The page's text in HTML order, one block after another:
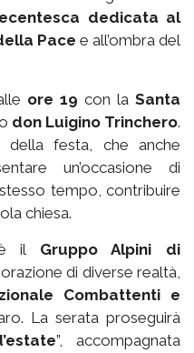
dedicata al
Pace e all’ombra del
ore 19 con laSanta
don Luigino Trinchero.
festa, che anche
un’occasione di
tempo, contribuire
chiesa.
è il Gruppo Alpini di
di diverse realtà,
Combattenti e
La serata proseguirà
”, accompagnata